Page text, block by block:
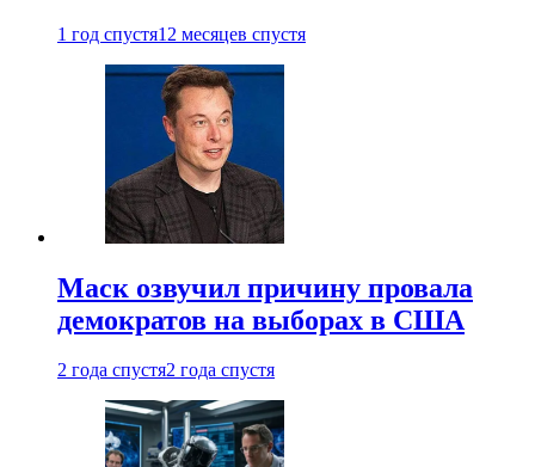
1 год спустя12 месяцев спустя
Маск озвучил причину провала
демократов на выборах в США
2 года спустя2 года спустя